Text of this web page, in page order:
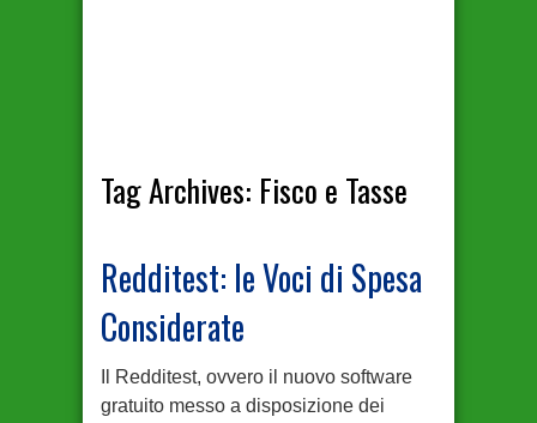
Tag Archives: Fisco e Tasse
Redditest: le Voci di Spesa
Considerate
Il Redditest, ovvero il nuovo software
gratuito messo a disposizione dei